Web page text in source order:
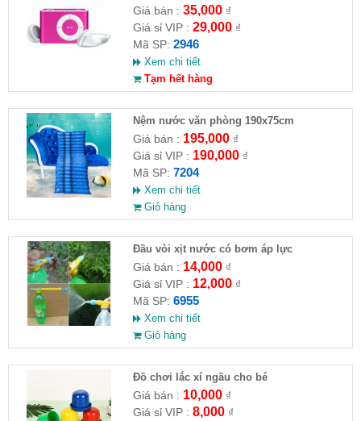
Giá bán : 35,000₫
Giá sỉ VIP : 29,000₫
Mã SP: 2946
Xem chi tiết
Tạm hết hàng
Nệm nước văn phòng 190x75cm
Giá bán : 195,000₫
Giá sỉ VIP : 190,000₫
Mã SP: 7204
Xem chi tiết
Giỏ hàng
Đầu vòi xịt nước có bơm áp lực
Giá bán : 14,000₫
Giá sỉ VIP : 12,000₫
Mã SP: 6955
Xem chi tiết
Giỏ hàng
Đồ chơi lắc xí ngầu cho bé
Giá bán : 10,000₫
Giá sỉ VIP : 8,000₫